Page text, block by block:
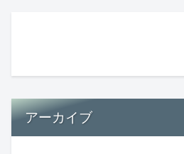
アーカイブ